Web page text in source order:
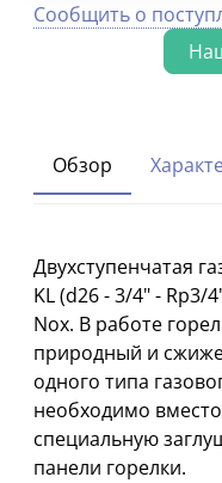
Сообщить о
Обзор
Двухступенчатая
KL (d26 - 3/4" -
Nox. В работе
природный и
одного типа
необходимо
специальную
панели горелки.